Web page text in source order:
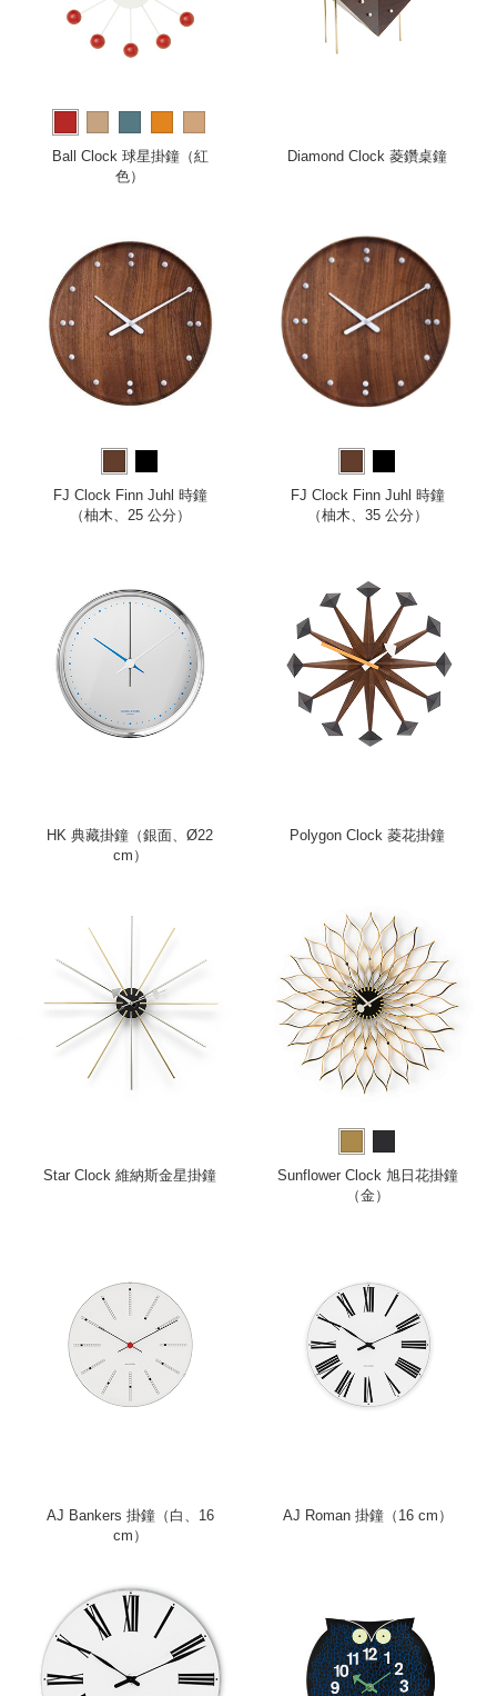
Ball Clock 球星掛鐘（紅
色）
Diamond Clock 菱鑽桌鐘
FJ Clock Finn Juhl 時鐘
（柚木、25 公分）
FJ Clock Finn Juhl 時鐘
（柚木、35 公分）
HK 典藏掛鐘（銀面、Ø22
cm）
Polygon Clock 菱花掛鐘
Star Clock 維納斯金星掛鐘
Sunflower Clock 旭日花掛鐘
（金）
AJ Bankers 掛鐘（白、16
cm）
AJ Roman 掛鐘（16 cm）